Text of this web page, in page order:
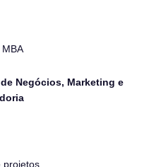
Negócios, Marketing e